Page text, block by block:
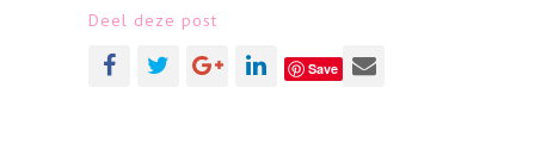
Deel deze post
Save